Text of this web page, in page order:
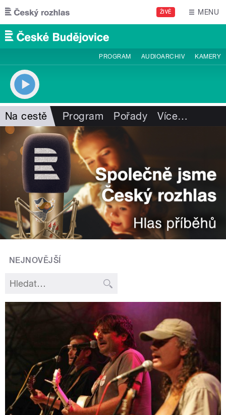
Přejít k hlavnímu obsahu
ŽIVĚ MENU
PROGRAM AUDIOARCHIV KAMERY
Na cestě Program Pořady Více…
NEJNOVĚJŠÍ